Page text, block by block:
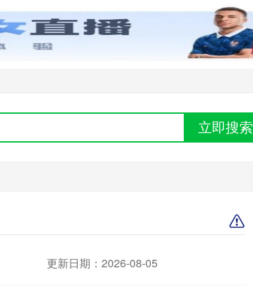
立即搜索
更新日期：2026-08-05